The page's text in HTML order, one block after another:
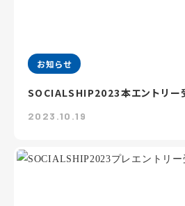
お知らせ
SOCIALSHIP2023本エントリー
2023.10.19